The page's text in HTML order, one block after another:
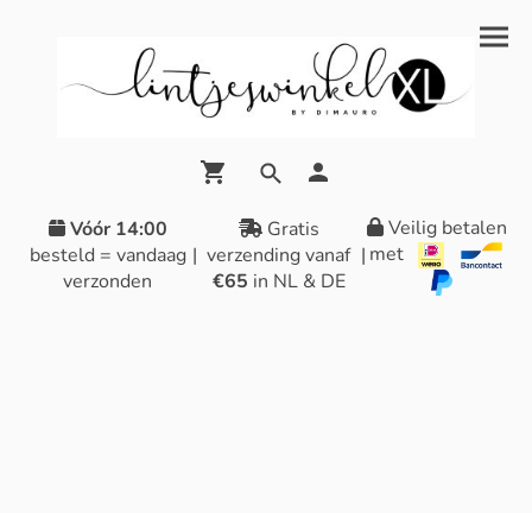
Vóór 14:00
besteld = vandaag
verzonden
|
Gratis
verzending vanaf
€65 in NL & DE
|
Veilig betalen
met